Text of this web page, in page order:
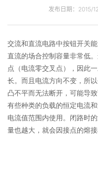
发布日期：2015/
交流和直流电路中按钮开关
直流的场合控制容量非常低
点（电流零交叉点），因此
长。而且电流方向不变，所
凸不平而无法断开，可能导致
有些种类的负载的恒定电流
电流值范围内使用。闭路时
量也越大，就会因接点的熔